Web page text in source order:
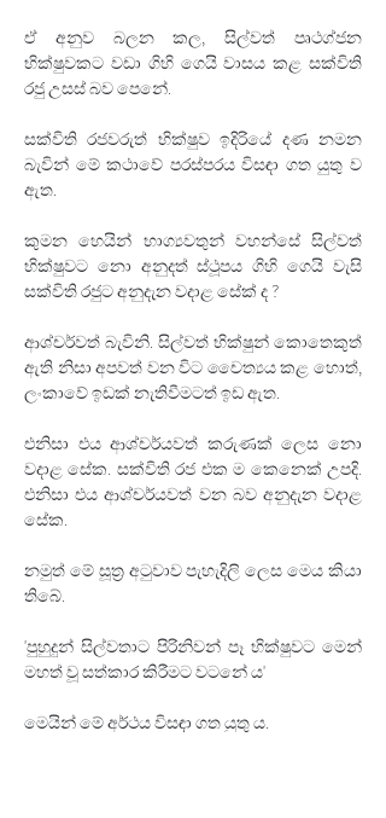
ඒ අනුව බලන කල‍, සිල්වත් පෘථග්ජන
භික්ෂුවකට වඩා ගිහි ගෙයි වාසය කළ සක්විති
රජු උසස් බව පෙනේ.
සක්විති රජවරුත් භික්ෂුව ඉදිරියේ දණ නමන
බැවින් මේ කථාවේ පරස්පරය විසඳා ගත යුතු ව
ඇත.
කුමන හෙයින් භාග්‍යවතුන් වහන්සේ සිල්වත්
භික්ෂුවට නො අනුදත් ස්ථූපය ගිහි ගෙයි වැසි
සක්විති රජුට අනුදැන වදාළ සේක් ද ?
ආශ්චර්වත් බැවිනි. සිල්වත් භික්ෂුන් කොතෙකුත්
ඇති නිසා අපවත් වන විට චෛත්‍යය කළ හොත්‍,
ලංකාවේ ඉඩක් නැතිවීමටත් ඉඩ ඇත.
එනිසා එය ආශ්චර්යවත් කරුණක් ලෙස නො
වදාළ සේක. සක්විති රජ එක ම කෙනෙක් උපදි.
එනිසා එය ආශ්චර්යවත් වන බව අනුදැන වදාළ
සේක.
නමුත් මේ සූත්‍ර අටුවාව පැහැදිලි ලෙස මෙය කියා
තිබේ.
'පුහුදුන් සිල්වතාට පිරිනිවන් පෑ භික්ෂුවට මෙන්
මහත් වූ සත්කාර කිරීමට වටනේ ය'
මෙයින් මේ අර්ථය විසඳා ගත යුතු ය.